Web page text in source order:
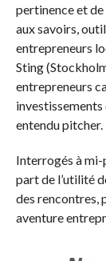
pertinence et
aux savoirs,
entrepreneurs
Sting
entrepreneurs
investissements
entendu pitcher.
Interrogés à
part de l’utilité
des rencontres,
aventure